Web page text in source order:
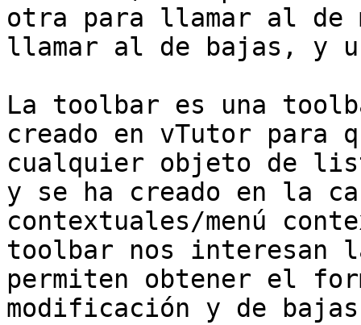
otra para llamar al de
llamar al de bajas, y
La toolbar es una
creado en vTutor para
cualquier objeto de
y se ha creado en la
contextuales/menú
toolbar nos interesan
permiten obtener el
modificación y de